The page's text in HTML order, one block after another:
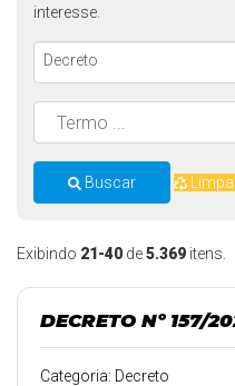
Exibindo 21-40 de5.369 itens.
DECRETO Nº 157/
Categoria: Decreto
interesse.
Decreto
Buscar